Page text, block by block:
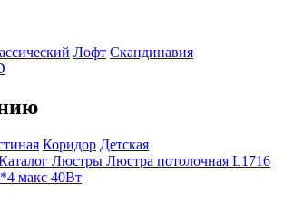
Лофт Скандинавия
Коридор Детская
Люстры Люстра потолочная L1716
макс 40Вт